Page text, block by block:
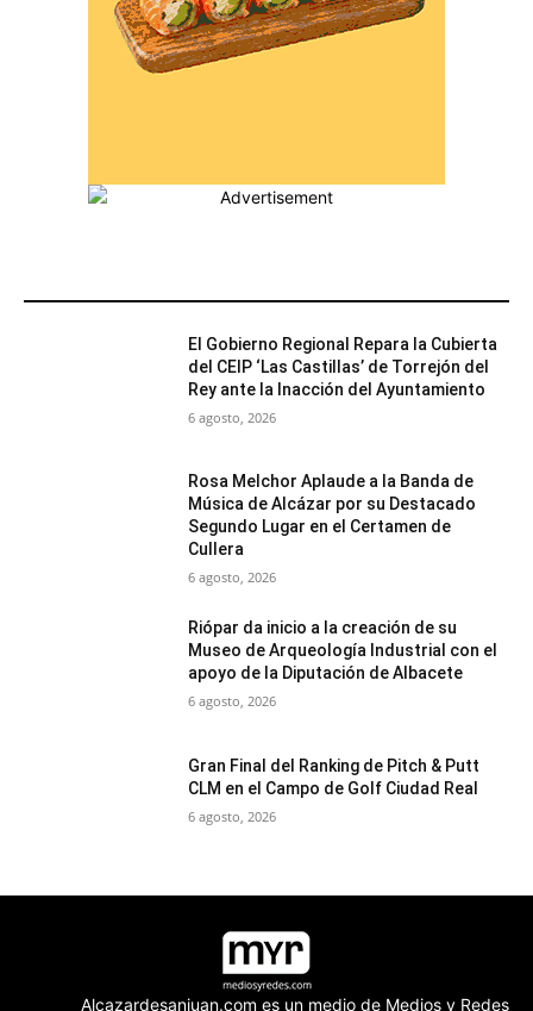
El Gobierno Regional Repara la Cubierta
del CEIP ‘Las Castillas’ de Torrejón del
Rey ante la Inacción del Ayuntamiento
6 agosto, 2026
Rosa Melchor Aplaude a la Banda de
Música de Alcázar por su Destacado
Segundo Lugar en el Certamen de
Cullera
6 agosto, 2026
Riópar da inicio a la creación de su
Museo de Arqueología Industrial con el
apoyo de la Diputación de Albacete
6 agosto, 2026
Gran Final del Ranking de Pitch & Putt
CLM en el Campo de Golf Ciudad Real
6 agosto, 2026
Alcazardesanjuan.com es un medio de Medios y Redes